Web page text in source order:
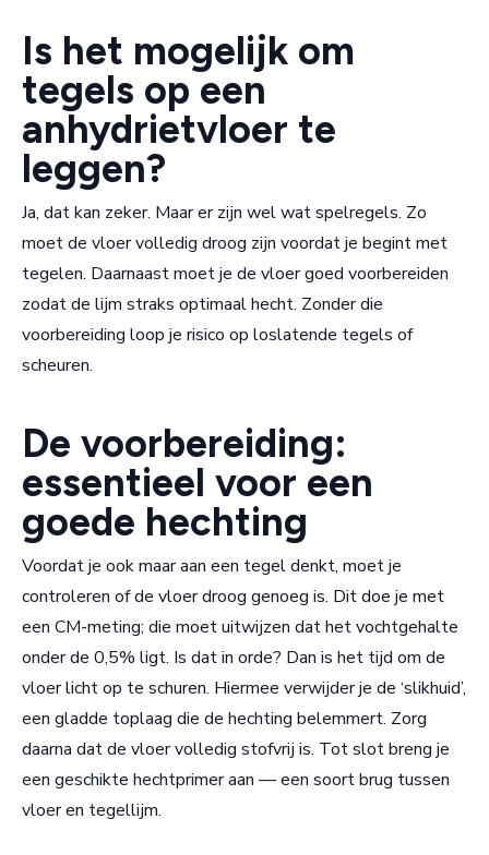
Is het mogelijk om
tegels op een
anhydrietvloer te
leggen?
Ja, dat kan zeker. Maar er zijn wel wat spelregels. Zo
moet de vloer volledig droog zijn voordat je begint met
tegelen. Daarnaast moet je de vloer goed voorbereiden
zodat de lijm straks optimaal hecht. Zonder die
voorbereiding loop je risico op loslatende tegels of
scheuren.
De voorbereiding:
essentieel voor een
goede hechting
Voordat je ook maar aan een tegel denkt, moet je
controleren of de vloer droog genoeg is. Dit doe je met
een CM-meting; die moet uitwijzen dat het vochtgehalte
onder de 0,5% ligt. Is dat in orde? Dan is het tijd om de
vloer licht op te schuren. Hiermee verwijder je de ‘slikhuid’,
een gladde toplaag die de hechting belemmert. Zorg
daarna dat de vloer volledig stofvrij is. Tot slot breng je
een geschikte hechtprimer aan — een soort brug tussen
vloer en tegellijm.